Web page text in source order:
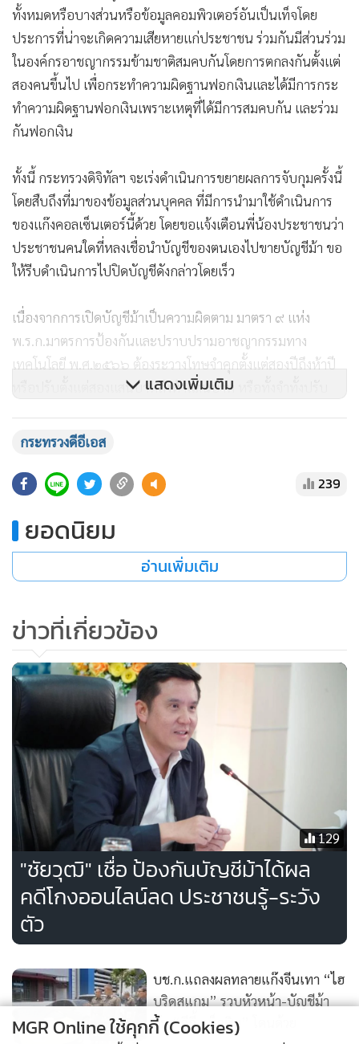
ทั้งหมดหรือบางส่วนหรือข้อมูลคอมพิวเตอร์อันเป็นเท็จโดย
ประการที่น่าจะเกิดความเสียหายแก่ประชาชน ร่วมกันมีส่วนร่วม
ในองค์กรอาชญากรรมข้ามชาติสมคบกันโดยการตกลงกันตั้งแต่
สองคนขึ้นไป เพื่อกระทำความผิดฐานฟอกเงินและได้มีการกระ
ทำความผิดฐานฟอกเงินเพราะเหตุที่ได้มีการสมคบกัน และร่วม
กันฟอกเงิน
ทั้งนี้ กระทรวงดิจิทัลฯ จะเร่งดำเนินการขยายผลการจับกุมครั้งนี้
โดยสืบถึงที่มาของข้อมูลส่วนบุคคล ที่มีการนำมาใช้ดำเนินการ
ของแก๊งคอลเซ็นเตอร์นี้ด้วย โดยขอแจ้งเตือนพี่น้องประชาชนว่า
ประชาชนคนใดที่หลงเชื่อนำบัญชีของตนเองไปขายบัญชีม้า ขอ
ให้รีบดำเนินการไปปิดบัญชีดังกล่าวโดยเร็ว
เนื่องจากการเปิดบัญชีม้าเป็นความผิดตาม มาตรา ๙ แห่ง
พ.ร.ก.มาตรการป้องกันและปราบปรามอาชญากรรมทาง
เทคโนโลยี พ.ศ.๒๕๖๖ ต้องระวางโทษจำคุกตั้งแต่สองปีถึงห้าปี
หรือปรับตั้งแต่สองแสนบาทถึงห้าแสนบาท หรือทั้งจำทั้งปรับ
กระทรวงดีอีเอส
239
ยอดนิยม
อ่านเพิ่มเติม
ข่าวที่เกี่ยวข้อง
129
"ชัยวุฒิ" เชื่อ ป้องกันบัญชีม้าได้ผล
คดีโกงออนไลน์ลด ประชาชนรู้-ระวัง
ตัว
1,883
บช.ก.แถลงผลทลายแก๊งจีนเทา “ไฮ
บริดสแกม” รวบหัวหน้า-บัญชีม้า
ยัน “กีกี้ แม็กซิม” โดนด้วย
MGR Online ใช้คุกกี้ (Cookies)